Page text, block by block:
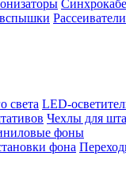
Рассеиватели
света LED-
Чехлы для
фоны
фона